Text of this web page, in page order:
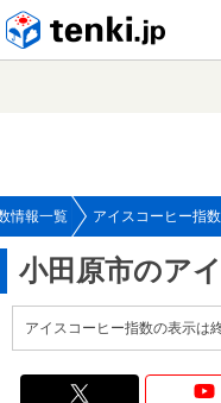
情報一覧 アイスコーヒー指数
小田原市のア
アイスコーヒー指数の表示は